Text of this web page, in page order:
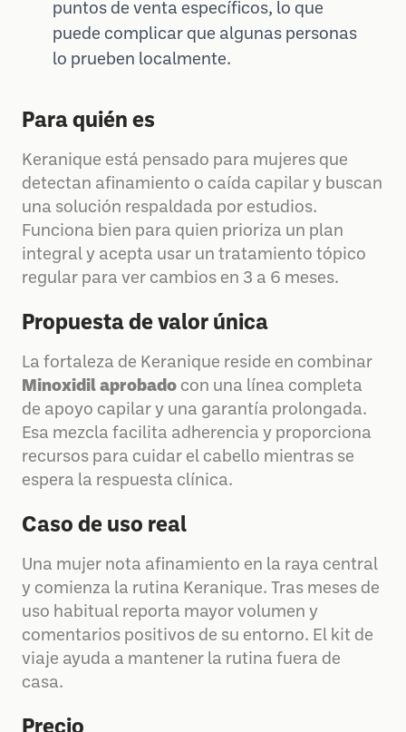
puntos de venta específicos, lo que
puede complicar que algunas personas
lo prueben localmente.
Para quién es
Keranique está pensado para mujeres que
detectan afinamiento o caída capilar y buscan
una solución respaldada por estudios.
Funciona bien para quien prioriza un plan
integral y acepta usar un tratamiento tópico
regular para ver cambios en 3 a 6 meses.
Propuesta de valor única
La fortaleza de Keranique reside en combinar
Minoxidil aprobado con una línea completa
de apoyo capilar y una garantía prolongada.
Esa mezcla facilita adherencia y proporciona
recursos para cuidar el cabello mientras se
espera la respuesta clínica.
Caso de uso real
Una mujer nota afinamiento en la raya central
y comienza la rutina Keranique. Tras meses de
uso habitual reporta mayor volumen y
comentarios positivos de su entorno. El kit de
viaje ayuda a mantener la rutina fuera de
casa.